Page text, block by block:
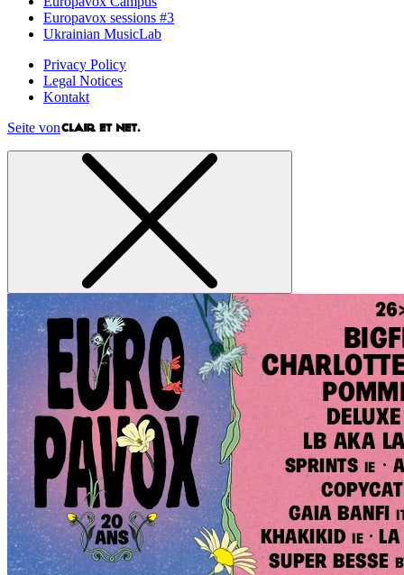
Europavox sessions #3
Ukrainian MusicLab
Privacy Policy
Legal Notices
Kontakt
Seite von